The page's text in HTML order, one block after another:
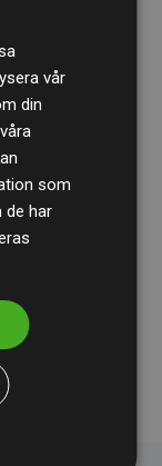
våra
i
för
på att vårt
vår
din
som
de har